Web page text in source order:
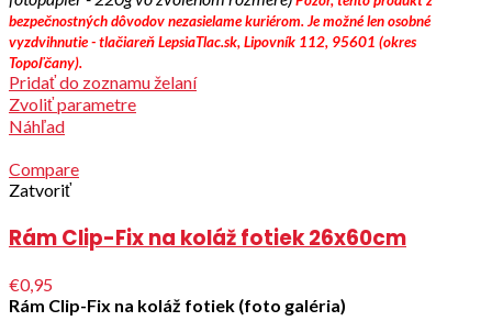
bezpečnostných dôvodov nezasielame kuriérom.Je možné len osobné
vyzdvihnutie - tlačiareň LepsiaTlac.sk, Lipovník 112, 95601 (okres
Topoľčany).
Pridať do zoznamu želaní
Zvoliť parametre
Náhľad
Compare
Zatvoriť
Rám Clip-Fix na koláž fotiek 26x60cm
€0,95
Rám Clip-Fix na koláž fotiek (foto galéria)